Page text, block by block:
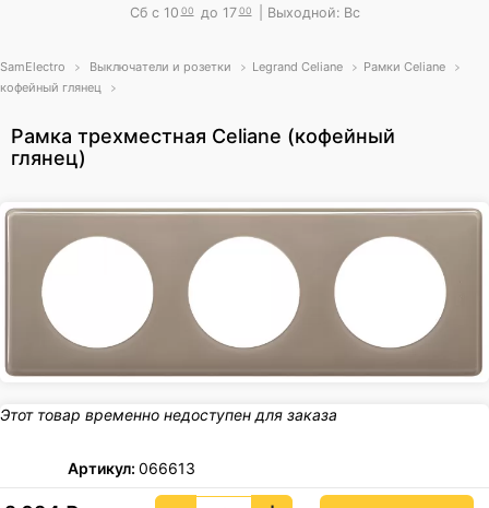
Сб с 10 00 до 17 00 | Выходной: Вс
SamElectro Выключатели и розетки Legrand Celiane
Рамки Celiane
кофейный глянец
Рамка трехместная Celiane (кофейный
глянец)
Этот товар временно недоступен для заказа
Артикул:066613